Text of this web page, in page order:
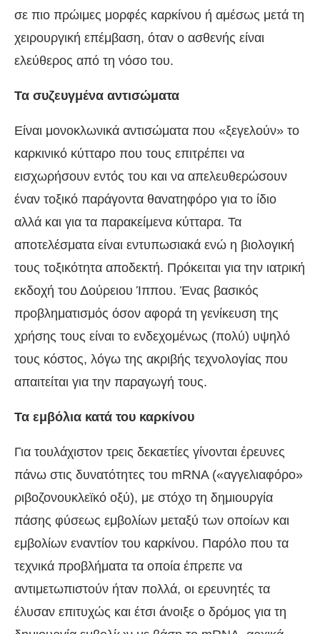
σε πιο πρώιμες μορφές καρκίνου ή αμέσως μετά τη
χειρουργική επέμβαση, όταν ο ασθενής είναι
ελεύθερος από τη νόσο του.
Τα συζευγμένα αντισώματα
Είναι μονοκλωνικά αντισώματα που «ξεγελούν» το
καρκινικό κύτταρο που τους επιτρέπει να
εισχωρήσουν εντός του και να απελευθερώσουν
έναν τοξικό παράγοντα θανατηφόρο για το ίδιο
αλλά και για τα παρακείμενα κύτταρα. Τα
αποτελέσματα είναι εντυπωσιακά ενώ η βιολογική
τους τοξικότητα αποδεκτή. Πρόκειται για την ιατρική
εκδοχή του Δούρειου Ίππου. Ένας βασικός
προβληματισμός όσον αφορά τη γενίκευση της
χρήσης τους είναι το ενδεχομένως (πολύ) υψηλό
τους κόστος, λόγω της ακριβής τεχνολογίας που
απαιτείται για την παραγωγή τους.
Τα εμβόλια κατά του καρκίνου
Για τουλάχιστον τρεις δεκαετίες γίνονται έρευνες
πάνω στις δυνατότητες του mRNA («αγγελιαφόρο»
ριβοζονουκλεϊκό οξύ), με στόχο τη δημιουργία
πάσης φύσεως εμβολίων μεταξύ των οποίων και
εμβολίων εναντίον του καρκίνου. Παρόλο που τα
τεχνικά προβλήματα τα οποία έπρεπε να
αντιμετωπιστούν ήταν πολλά, οι ερευνητές τα
έλυσαν επιτυχώς και έτσι άνοιξε ο δρόμος για τη